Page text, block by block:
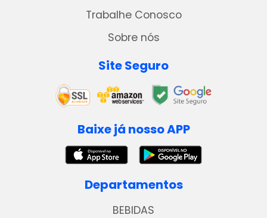
Trabalhe Conosco
Sobre nós
Site Seguro
Baixe já nosso APP
Departamentos
BEBIDAS